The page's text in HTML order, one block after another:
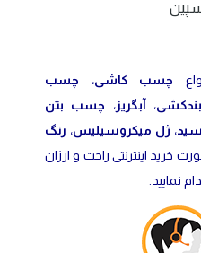
چسب کاشی، چسب
، آبگریز، چسب بتن
، ژل میکروسیلیس، رنگ
خرید اینترنتی راحت و ارزان
نمایید.